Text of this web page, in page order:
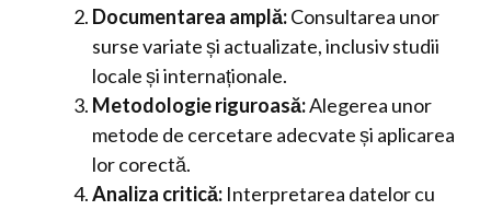
Documentarea amplă:Consultarea unor
surse variate și actualizate, inclusiv studii
locale și internaționale.
Metodologie riguroasă:Alegerea unor
metode de cercetare adecvate și aplicarea
lor corectă.
Analiza critică: Interpretarea datelor cu